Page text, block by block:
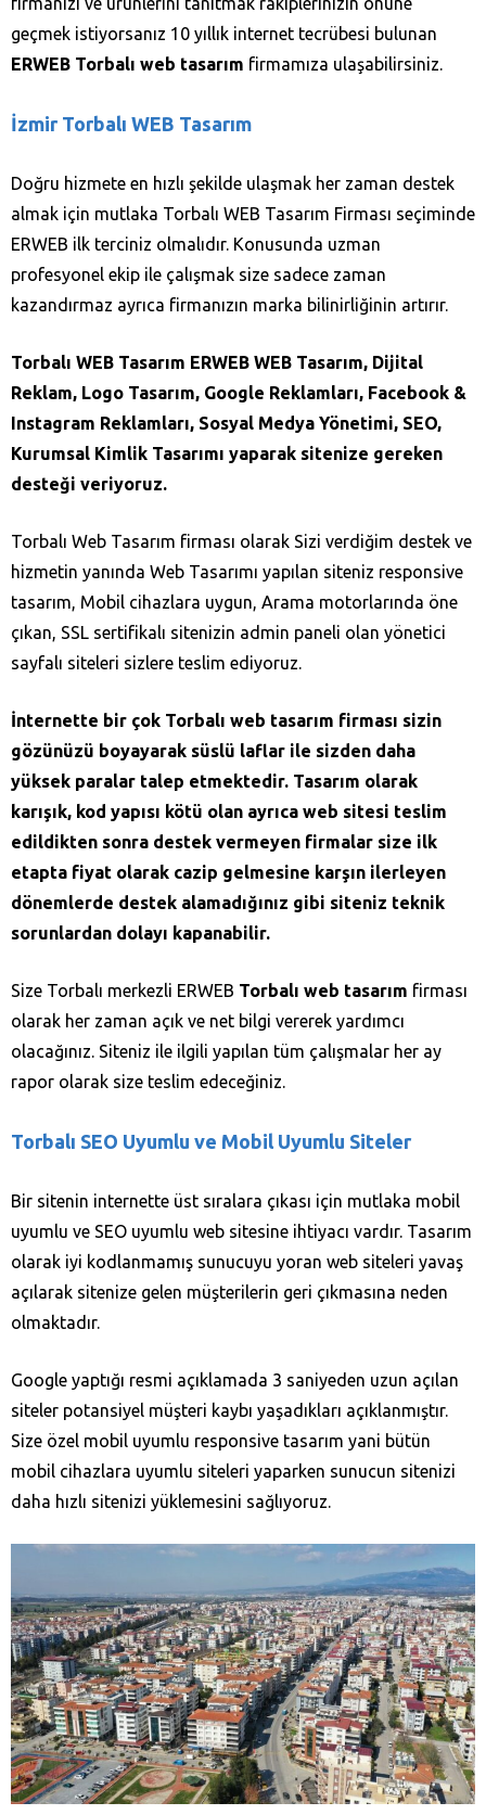
geçmek istiyorsanız 10 yıllık internet tecrübesi bulunan
ERWEB Torbalı web tasarım firmamıza ulaşabilirsiniz.
İzmir Torbalı WEB Tasarım
Doğru hizmete en hızlı şekilde ulaşmak her zaman destek
almak için mutlaka Torbalı WEB Tasarım Firması seçiminde
ERWEB ilk terciniz olmalıdır. Konusunda uzman
profesyonel ekip ile çalışmak size sadece zaman
kazandırmaz ayrıca firmanızın marka bilinirliğinin artırır.
Torbalı WEB Tasarım ERWEB WEB Tasarım, Dijital
Reklam, Logo Tasarım, Google Reklamları, Facebook &
Instagram Reklamları, Sosyal Medya Yönetimi, SEO,
Kurumsal Kimlik Tasarımı yaparak sitenize gereken
desteği veriyoruz.
Torbalı Web Tasarım firması olarak Sizi verdiğim destek ve
hizmetin yanında Web Tasarımı yapılan siteniz responsive
tasarım, Mobil cihazlara uygun, Arama motorlarında öne
çıkan, SSL sertifikalı sitenizin admin paneli olan yönetici
sayfalı siteleri sizlere teslim ediyoruz.
İnternette bir çok Torbalı web tasarım firması sizin
gözünüzü boyayarak süslü laflar ile sizden daha
yüksek paralar talep etmektedir. Tasarım olarak
karışık, kod yapısı kötü olan ayrıca web sitesi teslim
edildikten sonra destek vermeyen firmalar size ilk
etapta fiyat olarak cazip gelmesine karşın ilerleyen
dönemlerde destek alamadığınız gibi siteniz teknik
sorunlardan dolayı kapanabilir.
Size Torbalı merkezli ERWEB Torbalı web tasarım firması
olarak her zaman açık ve net bilgi vererek yardımcı
olacağınız. Siteniz ile ilgili yapılan tüm çalışmalar her ay
rapor olarak size teslim edeceğiniz.
Torbalı SEO Uyumlu ve Mobil Uyumlu Siteler
Bir sitenin internette üst sıralara çıkası için mutlaka mobil
uyumlu ve SEO uyumlu web sitesine ihtiyacı vardır. Tasarım
olarak iyi kodlanmamış sunucuyu yoran web siteleri yavaş
açılarak sitenize gelen müşterilerin geri çıkmasına neden
olmaktadır.
Google yaptığı resmi açıklamada 3 saniyeden uzun açılan
siteler potansiyel müşteri kaybı yaşadıkları açıklanmıştır.
Size özel mobil uyumlu responsive tasarım yani bütün
mobil cihazlara uyumlu siteleri yaparken sunucun sitenizi
daha hızlı sitenizi yüklemesini sağlıyoruz.